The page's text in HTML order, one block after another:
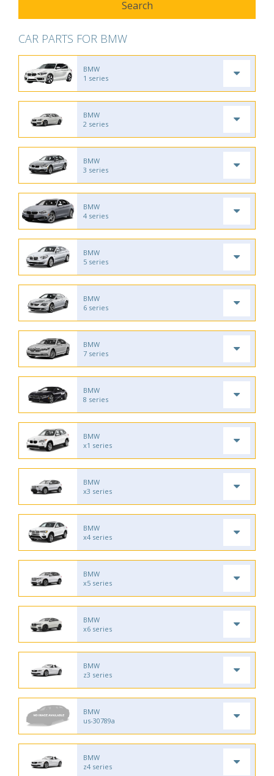
CAR PARTS FOR BMW
BMW
1 series
BMW
2 series
BMW
3 series
BMW
4 series
BMW
5 series
BMW
6 series
BMW
7 series
BMW
8 series
BMW
x1 series
BMW
x3 series
BMW
x4 series
BMW
x5 series
BMW
x6 series
BMW
z3 series
BMW
us-30789a
BMW
z4 series